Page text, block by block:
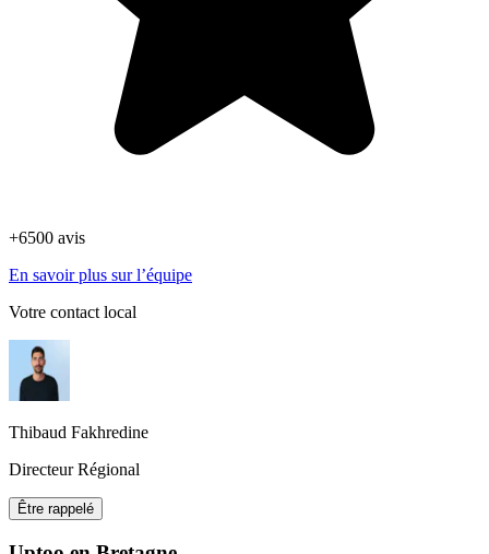
+6500 avis
En savoir plus sur l’équipe
Votre contact local
Thibaud Fakhredine
Directeur Régional
Être rappelé